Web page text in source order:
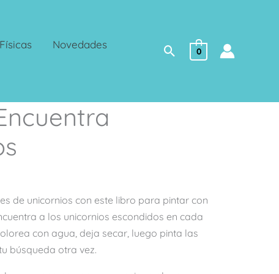
Novedades
Buscar
0
de unicornios con este libro para pintar con
a los unicornios escondidos en cada
con agua, deja secar, luego pinta las
búsqueda otra vez.